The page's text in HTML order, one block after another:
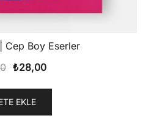
Cep Boy Eserler
Orijinal
₺40,00.
₺28,00Şu
₺28,00.
EKLE